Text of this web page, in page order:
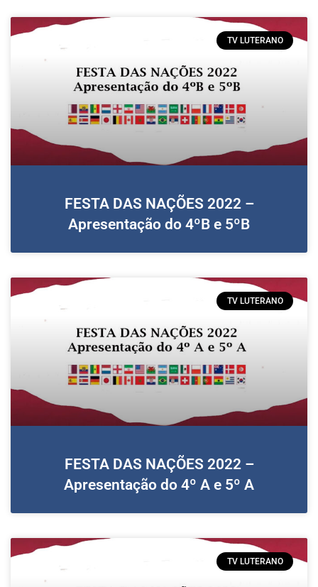
TV LUTERANO
FESTA DAS NAÇÕES 2022 –
Apresentação do 4ºB e 5ºB
TV LUTERANO
FESTA DAS NAÇÕES 2022 –
Apresentação do 4º A e 5º A
TV LUTERANO